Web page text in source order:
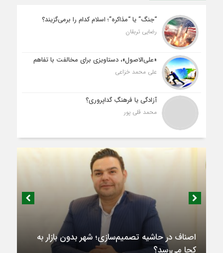
“جنگ” یا “مذاکره”؛ اسلام کدام را برمی‌گزیند؟
رضایی تربقان
«علی‌الاصول»، دستاویزی برای مخالفت با تفاهم
علی محمد خزاعی
آزادگی یا فرهنگِ گداپروری؟
محمد قلی پور
اصناف در حاشیه تصمیم‌سازی؛ شهر بدون بازار به
کجا می‌رسد؟